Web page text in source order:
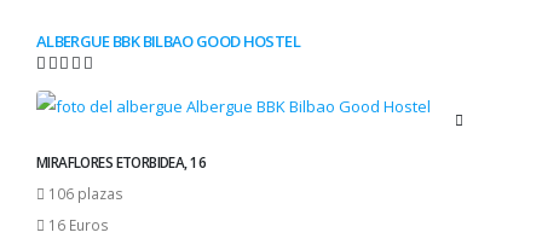
ALBERGUE BBK BILBAO GOOD HOSTEL
MIRAFLORES ETORBIDEA, 16
106 plazas
16 Euros